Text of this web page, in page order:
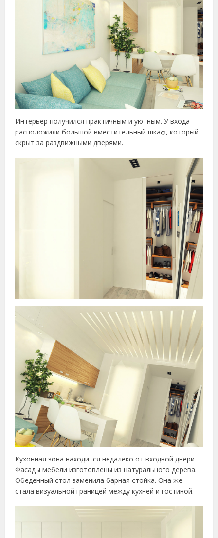
Интерьер получился практичным и уютным. У входа
расположили большой вместительный шкаф, который
скрыт за раздвижными дверями.
Кухонная зона находится недалеко от входной двери.
Фасады мебели изготовлены из натурального дерева.
Обеденный стол заменила барная стойка. Она же
стала визуальной границей между кухней и гостиной.